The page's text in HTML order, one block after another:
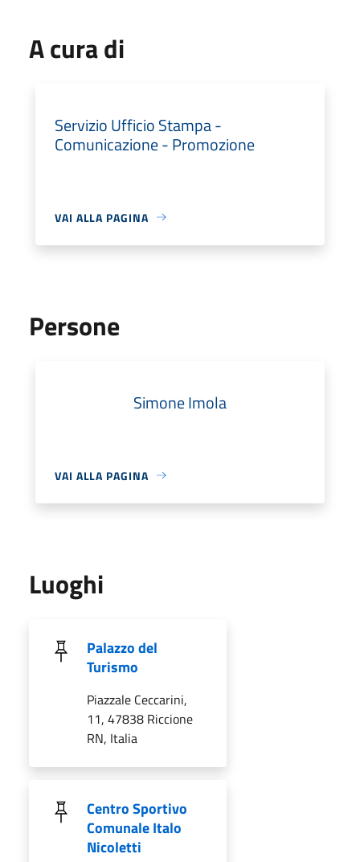
A cura di
Servizio Ufficio Stampa -
Comunicazione - Promozione
VAI ALLA PAGINA
Persone
Simone Imola
VAI ALLA PAGINA
Luoghi
Palazzo del
Turismo
Piazzale Ceccarini,
11, 47838 Riccione
RN, Italia
Centro Sportivo
Comunale Italo
Nicoletti